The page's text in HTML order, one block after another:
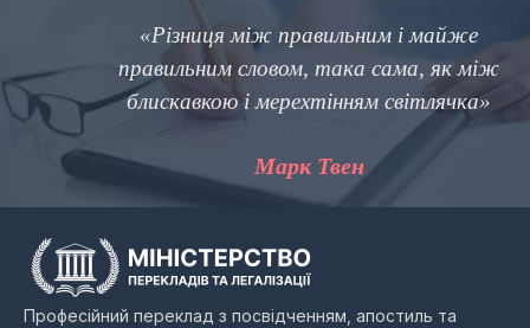
«Різниця між правильним і майже
правильним словом, така сама, як між
блискавкою і мерехтінням світлячка»
Марк Твен
Професійний переклад з посвідченням, апостиль та